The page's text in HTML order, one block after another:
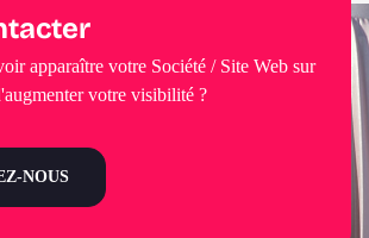
apparaître votre Société / Site Web sur
votre visibilité ?
NOUS